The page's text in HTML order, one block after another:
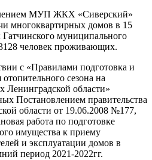
МУП ЖКХ «Сиверский»
многоквартирных домов в 15
Гатчинского муниципального
человек проживающих.
с «Правилами подготовка и
сезона на
Ленинградской области»
Постановлением правительства
области от 19.06.2008 №177,
работа по подготовке
имущества к приему
и эксплуатации домов в
период 2021-2022гг.